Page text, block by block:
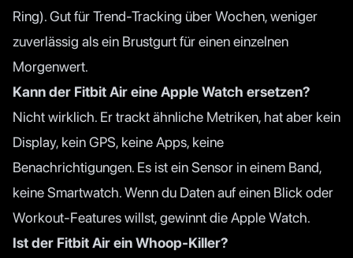
Ring). Gut für Trend-Tracking über Wochen, weniger
zuverlässig als ein Brustgurt für einen einzelnen
Morgenwert.
Kann der Fitbit Air eine Apple Watch ersetzen?
Nicht wirklich. Er trackt ähnliche Metriken, hat aber kein
Display, kein GPS, keine Apps, keine
Benachrichtigungen. Es ist ein Sensor in einem Band,
keine Smartwatch. Wenn du Daten auf einen Blick oder
Workout-Features willst, gewinnt die Apple Watch.
Ist der Fitbit Air ein Whoop-Killer?